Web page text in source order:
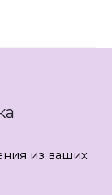
из ваших